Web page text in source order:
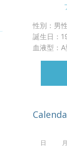
性別： 男性
誕生日：
血液型：
日 月